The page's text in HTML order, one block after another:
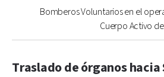
Bomberos Voluntarios en el
Cuerpo Activo
Traslado de órganos hacia